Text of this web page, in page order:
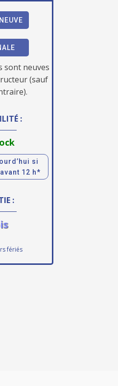
sont neuves
(sauf
:
si
12 h*
:
fériés